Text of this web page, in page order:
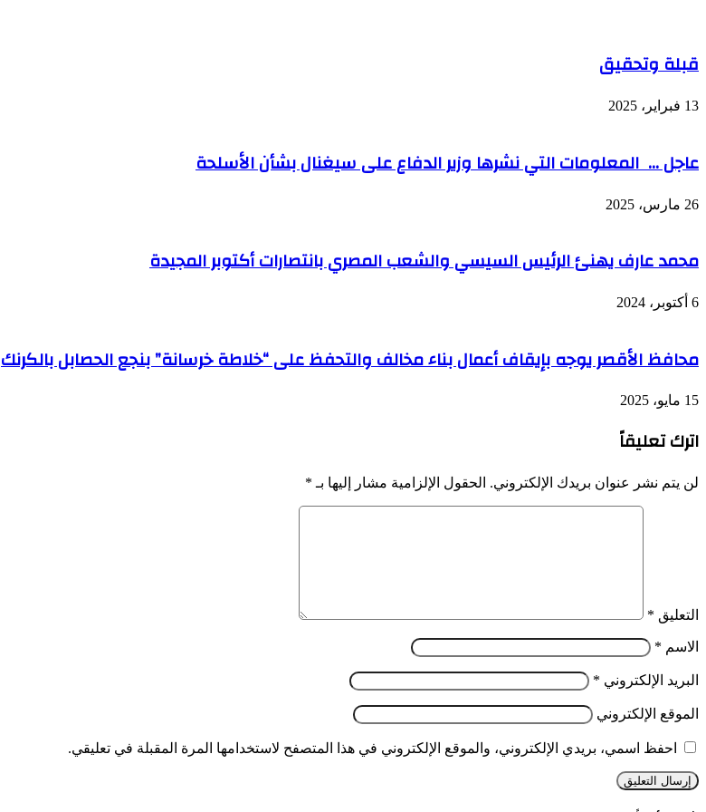
قبلة وتحقيق
13 فبراير، 2025
عاجل … المعلومات التي نشرها وزير الدفاع على سيغنال بشأن الأسلحة
26 مارس، 2025
محمد عارف يهنئ الرئيس السيسي والشعب المصري بانتصارات أكتوبر المجيدة
6 أكتوبر، 2024
محافظ الأقصر يوجه بإيقاف أعمال بناء مخالف والتحفظ على “خلاطة خرسانة” بنجع الحصابل بالكرنك
15 مايو، 2025
اترك تعليقاً
لن يتم نشر عنوان بريدك الإلكتروني. الحقول الإلزامية مشار إليها بـ *
التعليق *
الاسم *
البريد الإلكتروني *
الموقع الإلكتروني
احفظ اسمي، بريدي الإلكتروني، والموقع الإلكتروني في هذا المتصفح لاستخدامها المرة المقبلة في تعليقي.